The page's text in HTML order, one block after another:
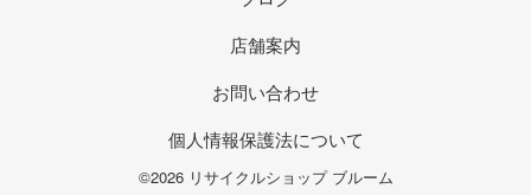
店舗案内
お問い合わせ
個人情報保護法について
©2026 リサイクルショップ ブルーム